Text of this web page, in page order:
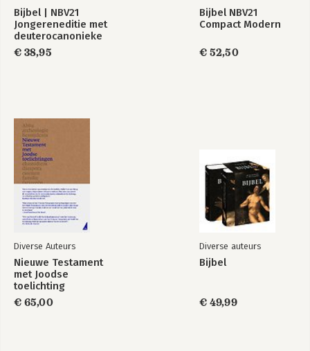
Bijbel | NBV21
Jongereneditie met
deuterocanonieke
boeken
€ 38,95
Bijbel NBV21
Compact Modern
€ 52,50
Diverse Auteurs
Nieuwe Testament
met Joodse
toelichting
€ 65,00
Diverse auteurs
Bijbel
€ 49,99